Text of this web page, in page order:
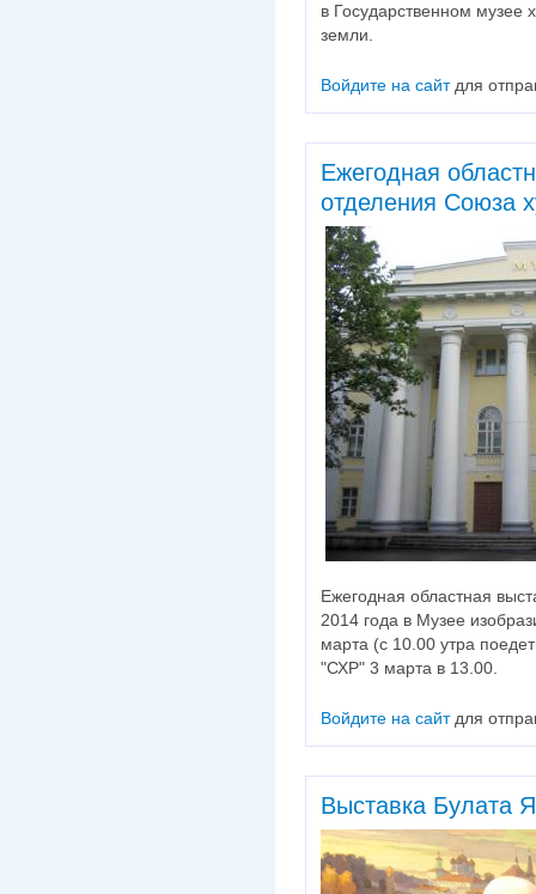
в Государственном музее
земли.
Войдите на сайтдля
Ежегодная
отделения Союза
Ежегодная областная
2014 года в Музее
марта (с 10.00 утра
"СХР" 3 марта в 13.00.
Войдите на сайтдля
Выставка Булата